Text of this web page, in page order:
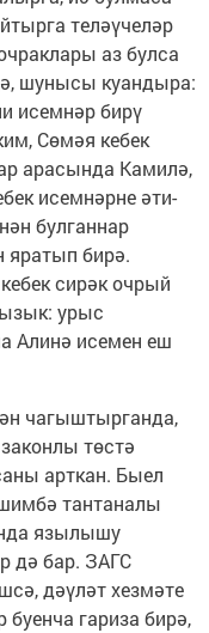
теләүчеләр
аз булса
шунысы куандыра:
исемнәр бирү
Сөмәя кебек
арасында Камилә,
исемнәрне әти-
булганнар
яратып бирә.
сирәк очрый
урыс
Алинә исемен еш
чагыштырганда,
төстә
арткан. Быел
тантаналы
язылышу
дә бар. ЗАГС
дәүләт хезмәте
гариза бирә,